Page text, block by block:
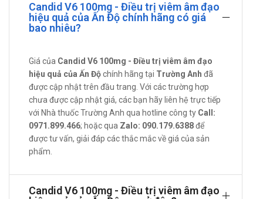
Cách dùng:
Dùng đặt âm đạo.
Mỗi ngày sử dụng 1 viên.
Duy trì điều trị trong 6 ngày liên tiếp.
Chống chỉ định khi dùng Candid V6
100mg
Quá mẫn cảm với các thành phần chứa trong công thức.
Lưu ý đặc biệt và thận trọng khi sử dụng
Đọc kỹ hướng dẫn sử dụng hoặc tham khảo ý kiến của Bác
Candid V6 100mg - Điều trị viêm âm đạo
hiệu quả của Ấn Độ chính hãng có giá
bao nhiêu?
Giá của Candid V6 100mg - Điều trị viêm âm đạo
hiệu quả của Ấn Độchính hãng tại Trường Anh đã
được cập nhật trên đầu trang. Với các trường hợp
chưa được cập nhật giá, các bạn hãy liên hệ trực tiếp
với Nhà thuốc Trường Anh qua hotline công ty Call:
0971.899.466; hoặc qua Zalo: 090.179.6388để
được tư vấn, giải đáp các thắc mắc về giá của sản
phẩm.
Candid V6 100mg - Điều trị viêm âm đạo